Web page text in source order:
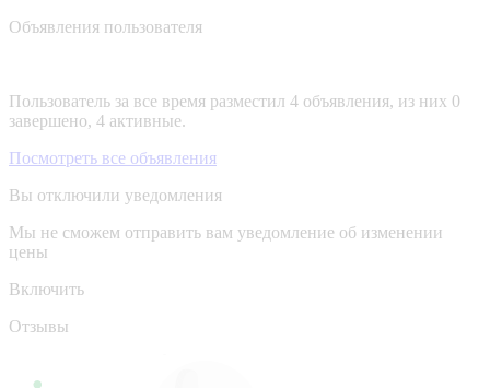
Объявления пользователя
Пользователь за все время разместил 4 объявления, из них 0
завершено, 4 активные.
Посмотреть все объявления
Вы отключили уведомления
Мы не сможем отправить вам уведомление об изменении
цены
Включить
Отзывы